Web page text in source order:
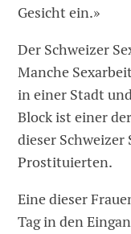
Gesicht ein.»
Der Schweizer
Manche
in einer Stadt
Block ist einer
dieser
Prostituierten.
Eine dieser
Tag in den